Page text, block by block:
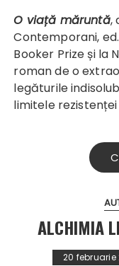
O viață măruntă,
Contemporani,
Booker Prize și la
roman de o
legăturile
limitele rezistenței
ALCHIMIA
20 februarie